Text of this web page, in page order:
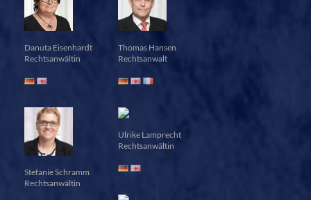
Danuta Eisenhardt
Rechtsanwältin
Thomas Hansen
Rechtsanwalt
Stefanie Schramm
Rechtsanwältin
Ulrike Lamprecht
Rechtsanwältin